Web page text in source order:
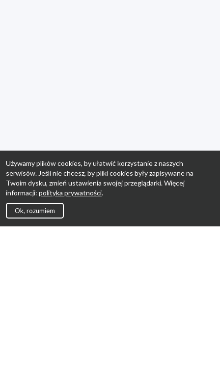
Używamy plików cookies, by ułatwić korzystanie z naszych
serwisów. Jeśli nie chcesz, by pliki cookies były zapisywane na
Twoim dysku, zmień ustawienia swojej przeglądarki. Więcej
informacji: polityka prywatności.
Ok, rozumiem